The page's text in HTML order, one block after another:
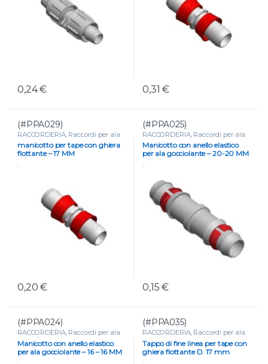
0,24€ 0,31€
(#PPA029)
RACCORDERIA, Raccordi per ala
gocciolante e tape
manicotto per tape con ghiera
flottante – 17 MM
0,20€
(#PPA025)
RACCORDERIA, Raccordi per ala
gocciolante e tape
Manicotto con anello elastico
per ala gocciolante – 20-20 MM
0,15€
(#PPA024)
RACCORDERIA, Raccordi per ala
gocciolante e tape
Manicotto con anello elastico
per ala gocciolante – 16 – 16 MM
(#PPA035)
RACCORDERIA, Raccordi per ala
gocciolante e tape
Tappo di fine linea per tape con
ghiera flottante D. 17 mm